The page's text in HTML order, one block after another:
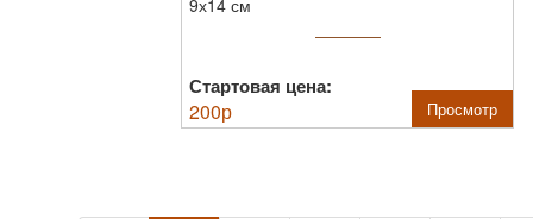
9х14 см
Стартовая цена:
200р Просмотр